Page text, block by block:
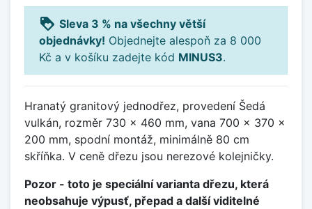
loyalty Sleva 3 % na všechny větší
objednávky! Objednejte alespoň za 8 000
Kč a v košíku zadejte kód MINUS3.
Hranatý granitový jednodřez, provedení Šedá
vulkán, rozměr 730 x 460 mm, vana 700 x 370 x
200 mm, spodní montáž, minimálně 80 cm
skříňka. V ceně dřezu jsou nerezové kolejničky.
Pozor - toto je speciální varianta dřezu, která
neobsahuje výpusť, přepad a další viditelné